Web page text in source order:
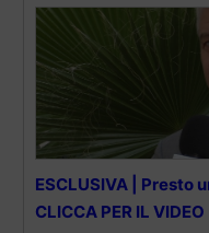
ESCLUSIVA | Presto
CLICCA PER IL VIDEO